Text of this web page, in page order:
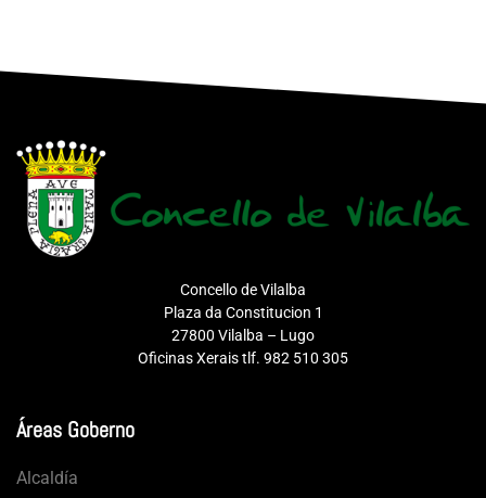
Concello de Vilalba
Plaza da Constitucion 1
27800 Vilalba – Lugo
Oficinas Xerais tlf. 982 510 305
Áreas Goberno
Alcaldía